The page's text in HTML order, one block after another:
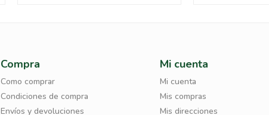
Compra
Como comprar
Condiciones de compra
Envíos y devoluciones
Mi cuenta
Mi cuenta
Mis compras
Mis direcciones